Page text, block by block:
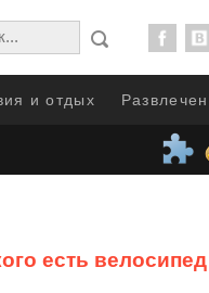
и отдых
есть велосипед